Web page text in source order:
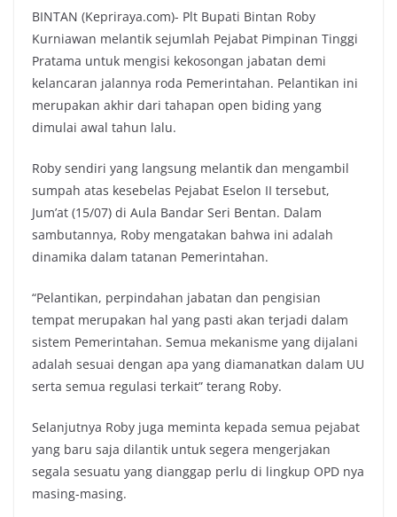
BINTAN (Kepriraya.com)- Plt Bupati Bintan Roby
Kurniawan melantik sejumlah Pejabat Pimpinan Tinggi
Pratama untuk mengisi kekosongan jabatan demi
kelancaran jalannya roda Pemerintahan. Pelantikan ini
merupakan akhir dari tahapan open biding yang
dimulai awal tahun lalu.
Roby sendiri yang langsung melantik dan mengambil
sumpah atas kesebelas Pejabat Eselon II tersebut,
Jum’at (15/07) di Aula Bandar Seri Bentan. Dalam
sambutannya, Roby mengatakan bahwa ini adalah
dinamika dalam tatanan Pemerintahan.
“Pelantikan, perpindahan jabatan dan pengisian
tempat merupakan hal yang pasti akan terjadi dalam
sistem Pemerintahan. Semua mekanisme yang dijalani
adalah sesuai dengan apa yang diamanatkan dalam UU
serta semua regulasi terkait” terang Roby.
Selanjutnya Roby juga meminta kepada semua pejabat
yang baru saja dilantik untuk segera mengerjakan
segala sesuatu yang dianggap perlu di lingkup OPD nya
masing-masing.